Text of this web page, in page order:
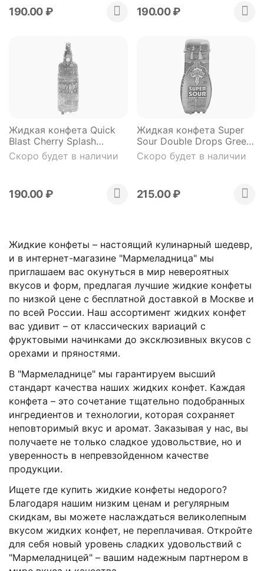
Жидкие конфеты – настоящий кулинарный шедевр,
и в интернет-магазине "Мармеладница" мы
приглашаем вас окунуться в мир невероятных
вкусов и форм, предлагая лучшие жидкие конфеты
по низкой цене с бесплатной доставкой в Москве и
по всей России. Наш ассортимент жидких конфет
вас удивит – от классических вариаций с
фруктовыми начинками до эксклюзивных вкусов с
орехами и пряностями.
В "Мармеладнице" мы гарантируем высший
стандарт качества наших жидких конфет. Каждая
конфета – это сочетание тщательно подобранных
ингредиентов и технологии, которая сохраняет
неповторимый вкус и аромат. Заказывая у нас, вы
получаете не только сладкое удовольствие, но и
уверенность в непревзойденном качестве
продукции.
Ищете где купить жидкие конфеты недорого?
Благодаря нашим низким ценам и регулярным
скидкам, вы можете наслаждаться великолепным
вкусом жидких конфет, не переплачивая. Откройте
для себя новый уровень сладких удовольствий с
"Мармеладницей" – вашим надежным партнером в
190.00₽ 190.00₽
Жидкая конфета Quick
Blast Cherry Splash
всплеск вишни 58 гр
Скоро будет в наличии
190.00₽
Жидкая конфета Super
Sour Double Drops Green
Aple & Blue Raspberry
яблоко ежевика 30 мл
Скоро будет в наличии
215.00₽